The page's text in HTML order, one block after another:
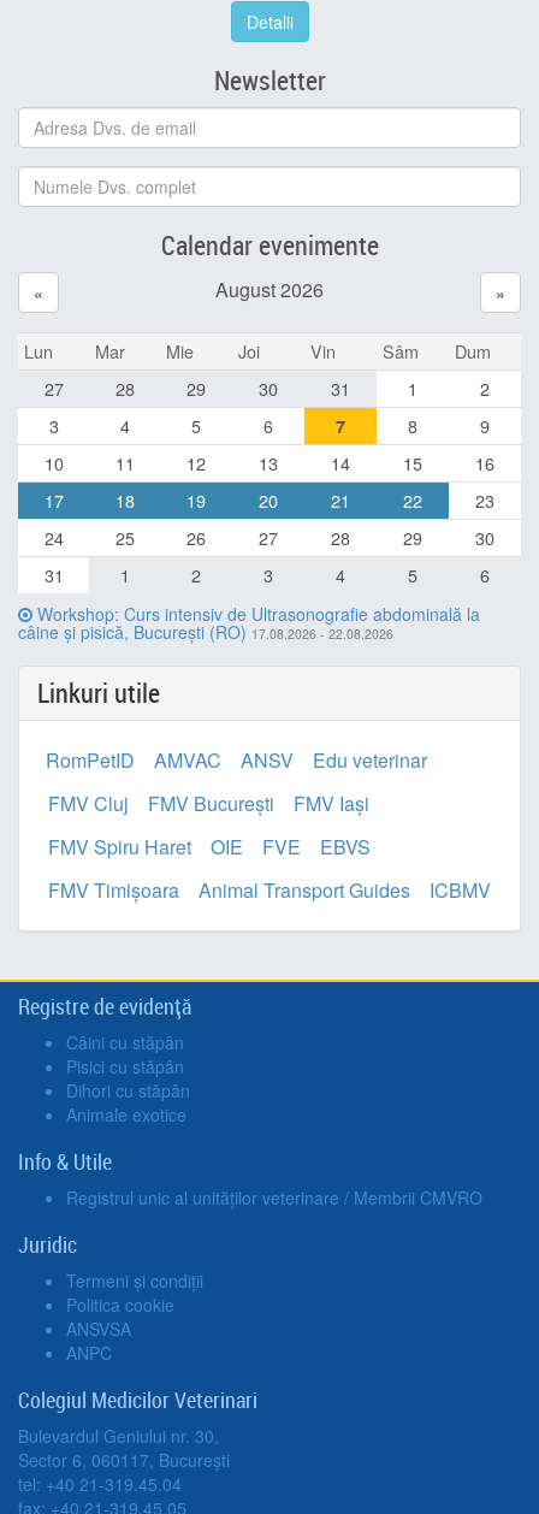
Detalii
Newsletter
Calendar evenimente
« »
August 2026
Lun Mar Mie Joi Vin Sâm
Dum
27
28 29 30 31 1
2
3
4 5 6 7 8
9
10
11 12 13 14 15
16
17
18 19 20 21 22
23
24
25 26 27 28 29
30
31
1 2 3 4 5 6
Workshop: Curs intensiv de Ultrasonografie abdominală la
câine și pisică, București (RO) 17.08.2026 - 22.08.2026
Linkuri utile
RomPetID AMVAC ANSV
Edu veterinar
FMV Cluj
FMV București
FMV Iași
FMV Spiru Haret
OIE FVE
EBVS
FMV Timișoara
Animal Transport Guides ICBMV
Registre de evidență
Câini cu stăpân
Pisici cu stăpân
Dihori cu stăpân
Animale exotice
Info & Utile
Registrul unic al unităților veterinare / Membrii CMVRO
Juridic
Termeni și condiții
Politica cookie
ANSVSA
ANPC
Colegiul Medicilor Veterinari
Bulevardul Geniului nr. 30,
Sector 6, 060117, București
tel: +40 21-319.45.04
fax: +40 21-319.45.05